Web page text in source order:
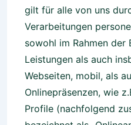
gilt für alle von uns
Verarbeitungen
sowohl im Rahmen der
Leistungen als auch
Webseiten, mobil, als
Onlinepräsenzen, wie
Profile (nachfolgend